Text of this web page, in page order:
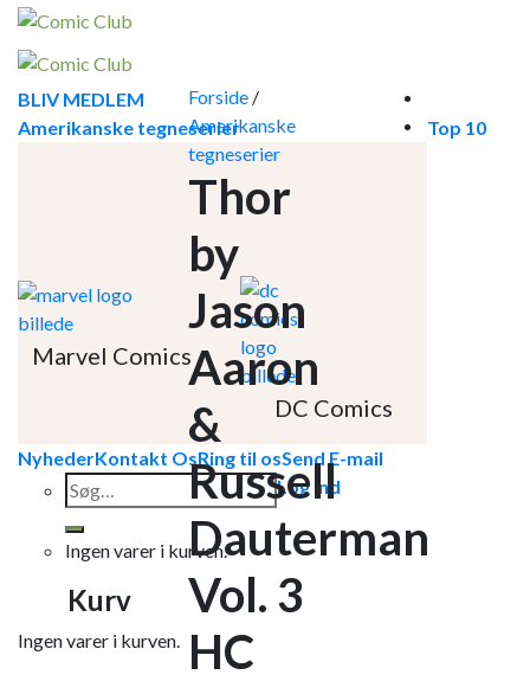
Skip
content
BLIV MEDLEM
Amerikanske tegneserier
Marvel Comics
DC Comics
Top 10
NyhederKontakt OsRing til osSend E-mail
Søg
efter:
Log ind
Ingen varer i kurven.
Kurv
Ingen varer i kurven.
Forside /
Amerikanske
tegneserier
Thor
by
Jason
Aaron
&
Russell
Dauterman
Vol. 3
HC